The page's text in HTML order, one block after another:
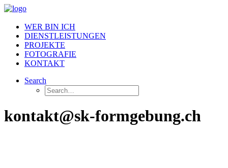
WER BIN ICH
DIENSTLEISTUNGEN
PROJEKTE
FOTOGRAFIE
KONTAKT
Search
kontakt@sk-formgebung.ch